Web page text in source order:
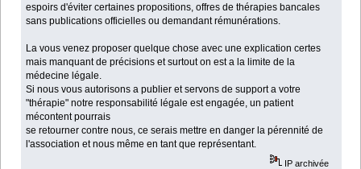
espoirs d'éviter certaines propositions, offres de thérapies bancales
sans publications officielles ou demandant rémunérations.
La vous venez proposer quelque chose avec une explication certes
mais manquant de précisions et surtout on est a la limite de la
médecine légale.
Si nous vous autorisons a publier et servons de support a votre
"thérapie" notre responsabilité légale est engagée, un patient
mécontent pourrais
se retourner contre nous, ce serais mettre en danger la pérennité de
l'association et nous même en tant que représentant.
IP archivée